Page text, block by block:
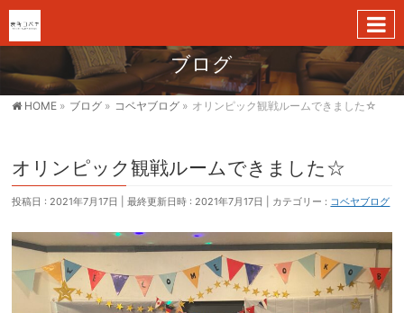
ブログ
HOME » ブログ » コベヤブログ » オリンピック観戦ルームできました☆
オリンピック観戦ルームできました☆
投稿日 : 2021年7月17日 最終更新日時 : 2021年7月17日 カテゴリー : コベヤブログ